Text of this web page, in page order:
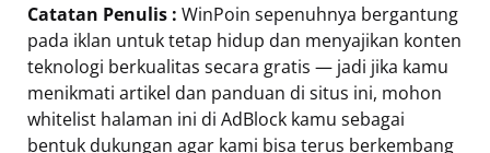
Catatan Penulis : WinPoin sepenuhnya bergantung
pada iklan untuk tetap hidup dan menyajikan konten
teknologi berkualitas secara gratis — jadi jika kamu
menikmati artikel dan panduan di situs ini, mohon
whitelist halaman ini di AdBlock kamu sebagai
bentuk dukungan agar kami bisa terus berkembang